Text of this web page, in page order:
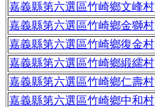
嘉義縣第六選區竹崎鄉文峰村
嘉義縣第六選區竹崎鄉金獅村
嘉義縣第六選區竹崎鄉復金村
嘉義縣第六選區竹崎鄉緞繻村
嘉義縣第六選區竹崎鄉仁壽村
嘉義縣第六選區竹崎鄉中和村